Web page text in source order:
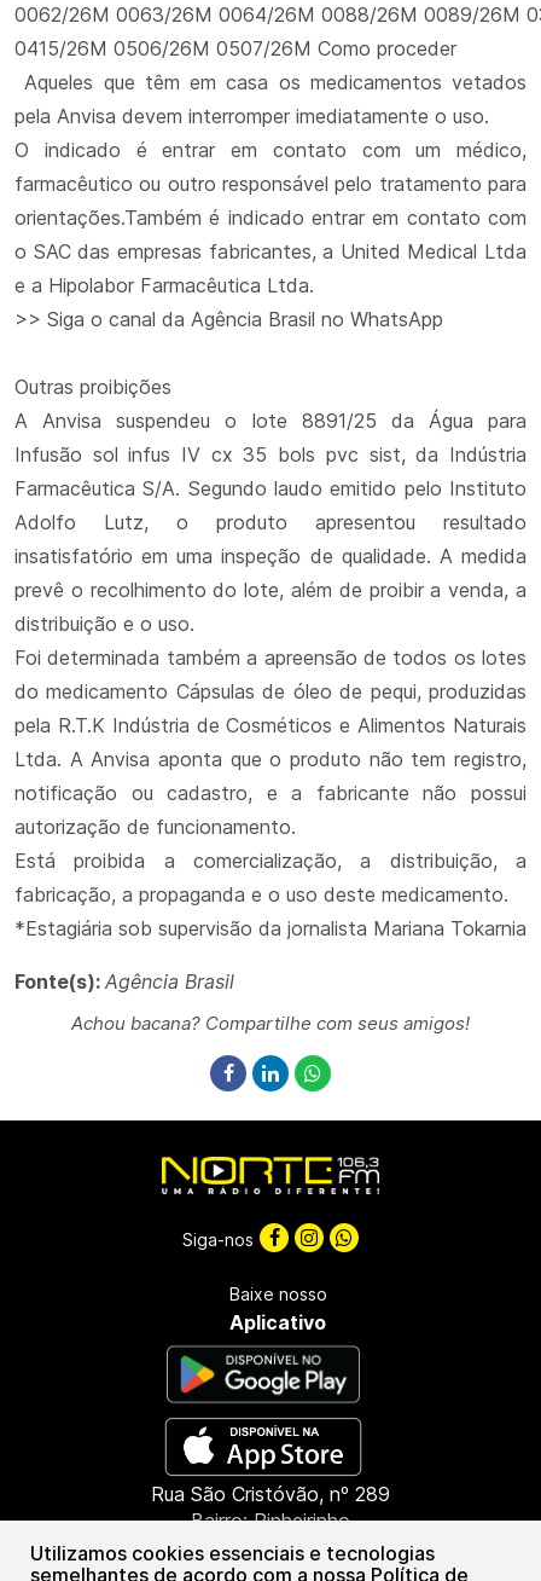
0062/26M 0063/26M 0064/26M 0088/26M 0089/26M
0415/26M 0506/26M 0507/26M Como proceder
Aqueles que têm em casa os medicamentos vetados
pela Anvisa devem interromper imediatamente o uso.
O indicado é entrar em contato com um médico,
farmacêutico ou outro responsável pelo tratamento para
orientações.Também é indicado entrar em contato com
o SAC das empresas fabricantes, a United Medical Ltda
e a Hipolabor Farmacêutica Ltda.
>> Siga o canal da Agência Brasil no WhatsApp
Outras proibições
A Anvisa suspendeu o lote 8891/25 da Água para
Infusão sol infus IV cx 35 bols pvc sist, da Indústria
Farmacêutica S/A. Segundo laudo emitido pelo Instituto
Adolfo Lutz, o produto apresentou resultado
insatisfatório em uma inspeção de qualidade. A medida
prevê o recolhimento do lote, além de proibir a venda, a
distribuição e o uso.
Foi determinada também a apreensão de todos os lotes
do medicamento Cápsulas de óleo de pequi, produzidas
pela R.T.K Indústria de Cosméticos e Alimentos Naturais
Ltda. A Anvisa aponta que o produto não tem registro,
notificação ou cadastro, e a fabricante não possui
autorização de funcionamento.
Está proibida a comercialização, a distribuição, a
fabricação, a propaganda e o uso deste medicamento.
*Estagiária sob supervisão da jornalista Mariana Tokarnia
Fonte(s): Agência Brasil
Achou bacana? Compartilhe com seus amigos!
Utilizamos cookies essenciais e tecnologias
semelhantes de acordo com a nossa Política de
Rua São Cristóvão, nº 289
Bairro: Pinheirinho
CEP: 85603-660
Francisco Beltrão - PR
Siga-nos
Baixe nosso
Aplicativo